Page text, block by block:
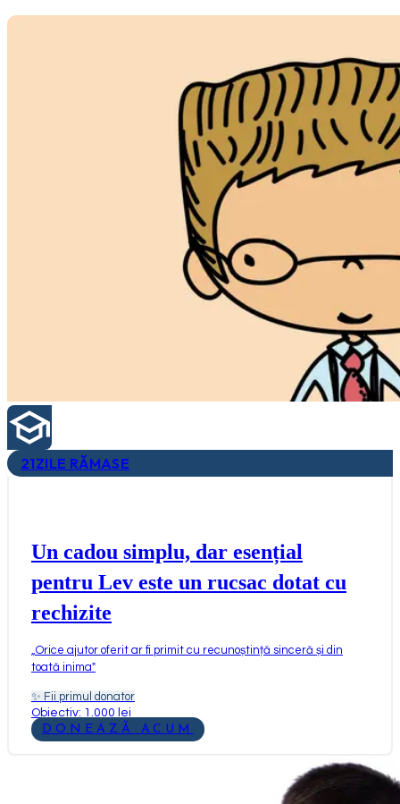
21ZILE RĂMASE
Un cadou simplu, dar esențial
pentru Lev este un rucsac dotat cu
rechizite
Orice ajutor oferit ar fi primit cu recunoștință sinceră și din
toată inima"
✨ Fii primul donator
Obiectiv: 1.000 lei
DONEAZĂ ACUM